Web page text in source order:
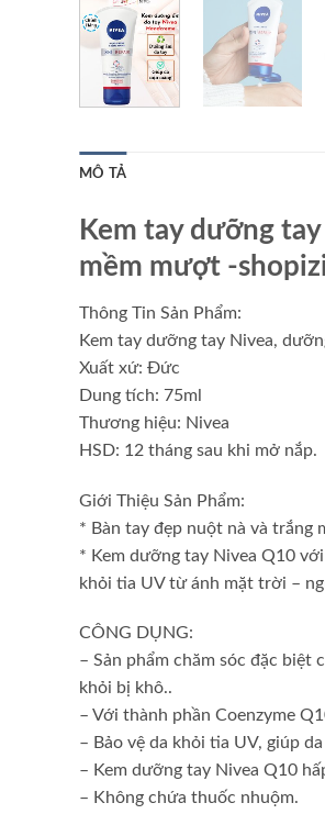
MÔ TẢ
Kem tay dưỡng
mềm mượt -
Thông Tin Sản Phẩm:
Kem tay dưỡng tay Nivea,
Xuất xứ: Đức
Dung tích: 75ml
Thương hiệu: Nivea
HSD: 12 tháng sau khi mở nắp.
Giới Thiệu Sản Phẩm:
* Bàn tay đẹp nuột nà và trắng
* Kem dưỡng tay Nivea Q10
khỏi tia UV từ ánh mặt trời –
CÔNG DỤNG:
– Sản phẩm chăm sóc đặc biệt
khỏi bị khô..
– Với thành phần Coenzyme
– Bảo vệ da khỏi tia UV, giúp
– Kem dưỡng tay Nivea Q10
– Không chứa thuốc nhuộm.